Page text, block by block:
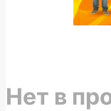
Нет в